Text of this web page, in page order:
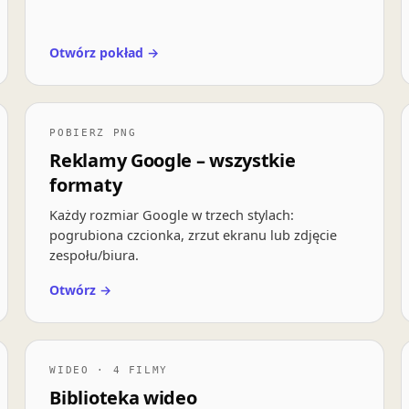
Otwórz pokład →
POBIERZ PNG
Reklamy Google – wszystkie
formaty
Każdy rozmiar Google w trzech stylach:
pogrubiona czcionka, zrzut ekranu lub zdjęcie
zespołu/biura.
Otwórz →
WIDEO · 4 FILMY
Biblioteka wideo